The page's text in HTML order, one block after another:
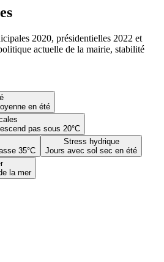
en été
pas sous 20°C
35°C
Stress hydrique
Jours avec sol sec en été
la mer
2020, présidentielles 2022 et
actuelle de la mairie, stabilité